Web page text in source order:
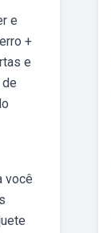
e
+
e
você